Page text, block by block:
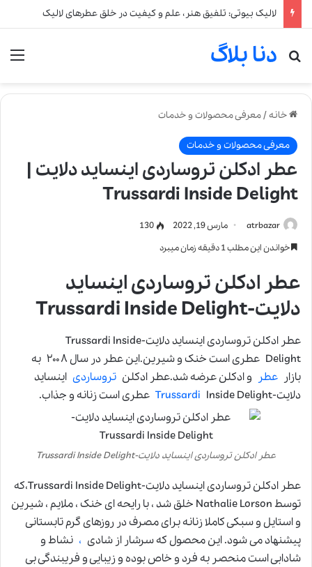
لالیک بیوتی: تلفیق هنر، علم و کیفیت در خلق عطرهای لالیک
دنا بلاگ
جستجو برای
خانه/معرفی محصولات و خدمات
معرفی محصولات و خدمات
عطر ادکلن تروساردی اینساید دلایت |
Trussardi Inside Delight
atrbazar مارس 19, 2022
130
خواندن این مطلب 1 دقیقه زمان میبرد
عطر ادکلن تروساردی اینساید
دلایت-Trussardi Inside Delight
عطر ادکلن تروساردی اینساید دلایت-Trussardi Inside
Delight عطری است خنک و شیرین.این عطر در سال ۲۰۰۸ به
بازار عطر و ادکلن عرضه شد.عطر ادکلن تروساردی اینساید
دلایت-
Trussardi Inside Delight عطری است زنانه و جذاب.
عطر ادکلن تروساردی اینساید دلایت-Trussardi Inside Delight
عطر ادکلن تروساردی اینساید دلایت-Trussardi Inside Delight،که
توسط Nathalie Lorson خلق شد ، با رایحه ای خنک ، ملایم ، شیرین
و استایل و سبکی کاملا زنانه برای مصرف در روزهای گرم تابستانی
پیشنهاد می شود. این محصول که سرشار از شادی ، نشاط و
شادابی است منحصر به فرد و خاص بوده و زیبایی و فریبندگی بی